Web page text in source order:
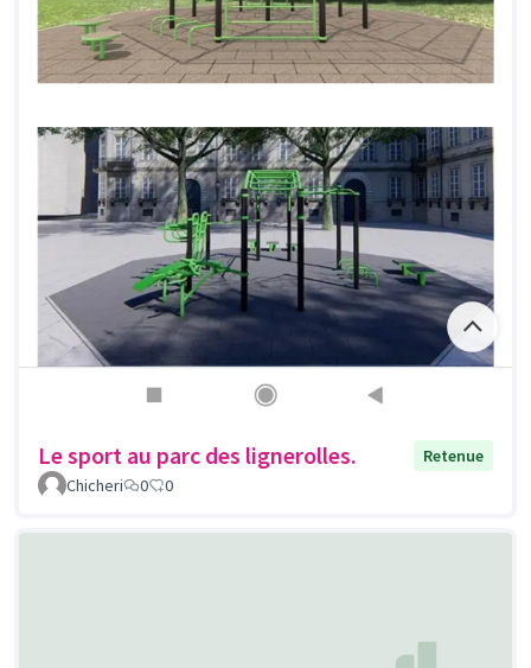
Le sport au parc des lignerolles.
Retenue
Chicheri
0 0